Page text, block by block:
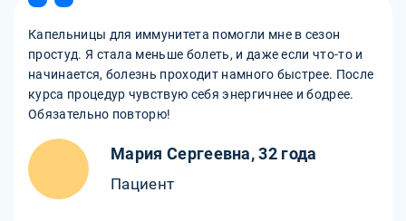
Капельницы для иммунитета помогли мне в сезон
простуд. Я стала меньше болеть, и даже если что-то и
начинается, болезнь проходит намного быстрее. После
курса процедур чувствую себя энергичнее и бодрее.
Обязательно повторю!
Мария Сергеевна, 32 года
Пациент